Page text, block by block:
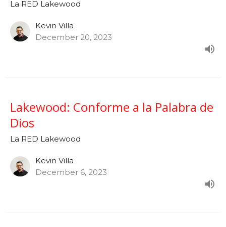
La RED Lakewood
Kevin Villa
December 20, 2023
Lakewood: Conforme a la Palabra de
Dios
La RED Lakewood
Kevin Villa
December 6, 2023